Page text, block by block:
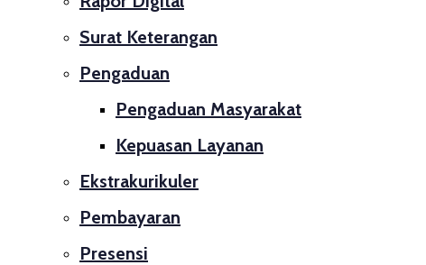
Surat Keterangan
Pengaduan
Pengaduan Masyarakat
Kepuasan Layanan
Ekstrakurikuler
Pembayaran
Presensi